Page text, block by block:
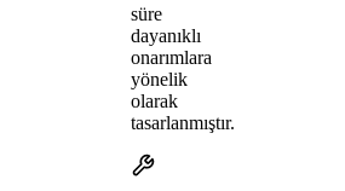
süre
dayanıklı
onarımlara
yönelik
olarak
tasarlanmıştır.